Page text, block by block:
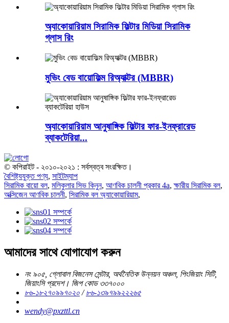
অ্যাকোয়ারিয়াম সিরামিক ফিল্টার মিডিয়া সিরামিক
গ্লাস রিং
মুভিং বেড বায়োফিল্ম রিঅ্যাক্টর (MBBR)
অ্যাকোয়ারিয়াম আনুষাঙ্গিক ফিল্টার ফার-ইনফ্রারেড
ব্যাকটেরিয়া...
© কপিরাইট - ২০১০-২০২১ : সর্বস্বত্ব সংরক্ষিত।
বৈশিষ্ট্যযুক্ত পণ্য, সাইটম্যাপ
সিরামিক বায়ো বল, মলিকুলার সিভ কিনুন, আণবিক চালনী প্রকার 4a,ক্ষারীয় সিরামিক বল,
অক্সিজেন আণবিক চালনী, সিরামিক বল অ্যাকোয়ারিয়াম,
আমাদের সাথে যোগাযোগ করুন
নং ৯০৫, গ্লোবাল বিজনেস সেন্টার, অর্থনৈতিক উন্নয়ন অঞ্চল, পিংজিয়াং সিটি,
জিয়াংসি প্রদেশ। জিপ কোড ৩৩৭০০০
৮৬-১৮২৭০৯৯৭০২০ /৮৬-১৩৯৭৯৯২২২৬৫
wendy@pxzttl.cn